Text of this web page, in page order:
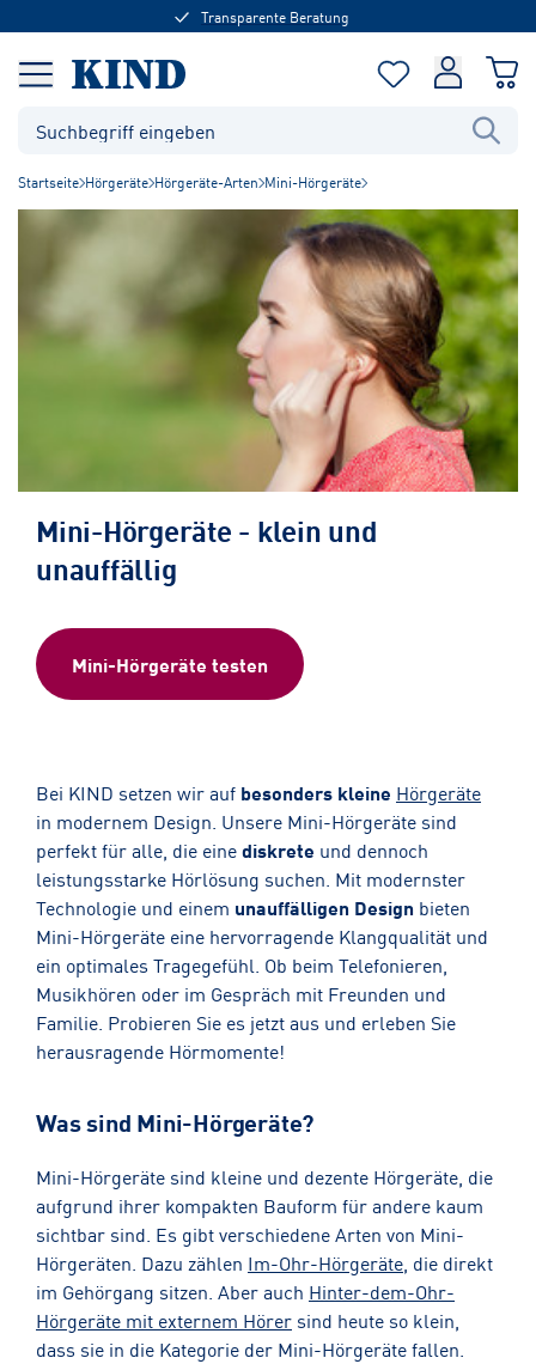
Transparente Beratung
Startseite Hörgeräte Hörgeräte-Arten Mini-Hörgeräte
Mini-Hörgeräte - klein und
unauffällig
Mini-Hörgeräte testen
Bei KIND setzen wir auf besonders kleine Hörgeräte
in modernem Design. Unsere Mini-Hörgeräte sind
perfekt für alle, die einediskrete und dennoch
leistungsstarke Hörlösung suchen. Mit modernster
Technologie und einem unauffälligen Design bieten
Mini-Hörgeräte eine hervorragende Klangqualität und
ein optimales Tragegefühl. Ob beim Telefonieren,
Musikhören oder im Gespräch mit Freunden und
Familie. Probieren Sie es jetzt aus und erleben Sie
herausragende Hörmomente!
Was sind Mini-Hörgeräte?
Mini-Hörgeräte sind kleine und dezente Hörgeräte, die
aufgrund ihrer kompakten Bauform für andere kaum
sichtbar sind. Es gibt verschiedene Arten von Mini-
Hörgeräten. Dazu zählen Im-Ohr-Hörgeräte , die direkt
im Gehörgang sitzen. Aber auch Hinter-dem-Ohr-
Hörgeräte mit externem Hörer sind heute so klein,
dass sie in die Kategorie der Mini-Hörgeräte fallen.